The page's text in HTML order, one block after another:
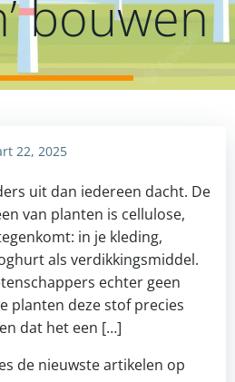
bouwen
22, 2025
uit dan iedereen dacht. De
van planten is cellulose,
in je kleding,
als verdikkingsmiddel.
echter geen
planten deze stof precies
dat het een […]
de nieuwste artikelen op